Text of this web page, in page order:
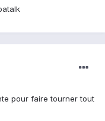
pour faire tourner tout